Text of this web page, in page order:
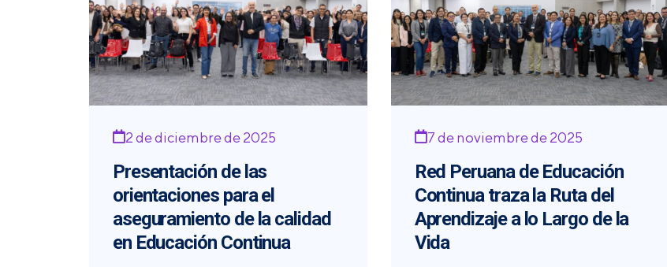
2 de diciembre de 2025
Presentación de las
orientaciones para el
aseguramiento de la calidad
en Educación Continua
7 de noviembre de 2025
Red Peruana de Educación
Continua traza la Ruta del
Aprendizaje a lo Largo de la
Vida